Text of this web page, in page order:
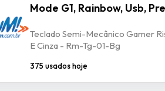
Mode G1, Rainbow, Usb,
Teclado Semi-Mecânico Gamer
E Cinza - Rm-Tg-01-Bg
375 usados hoje